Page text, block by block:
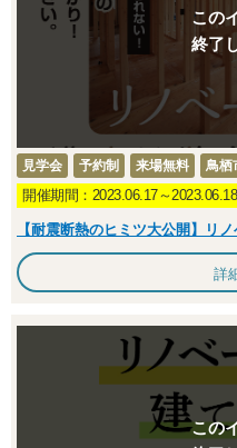
この
終了
見学会 予約制 来場無料 鳥栖
開催期間：2023.06.17～2023.06.18
【耐震断熱のヒミツ大公開】リ
詳
この